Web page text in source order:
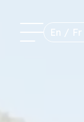
En / Fr